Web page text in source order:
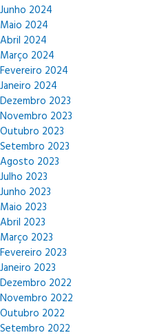
Junho 2024
Maio 2024
Abril 2024
Março 2024
Fevereiro 2024
Janeiro 2024
Dezembro 2023
Novembro 2023
Outubro 2023
Setembro 2023
Agosto 2023
Julho 2023
Junho 2023
Maio 2023
Abril 2023
Março 2023
Fevereiro 2023
Janeiro 2023
Dezembro 2022
Novembro 2022
Outubro 2022
Setembro 2022